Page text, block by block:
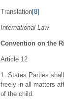
Translation[8]
International Law
Convention on the
Article 12
1. States Parties
freely in all matters
of the child.